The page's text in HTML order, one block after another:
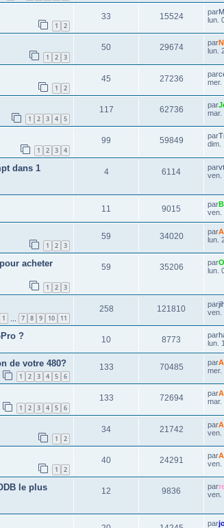
1 2
33 15524 par
lun.
1 2 3
50 29674 par
lun.
1 2
45 27236 par
mer.
1 2 3 4 5
117 62736 par
mar.
1 2 3 4
99 59849 par
dim.
dans 1
4 6114 par
ven.
11 9015 par
ven.
1 2 3
59 34020 par
lun.
acheter
1 2 3
59 35206 par
lun.
1 7 8 9 10 11
258 121810 par
ven.
? 10 8773 par
lun.
de votre 480?
1 2 3 4 5 6
133 70485 par
mer.
1 2 3 4 5 6
133 72694 par
mar.
1 2
34 21742 par
ven.
1 2
40 24291 par
ven.
le plus
12 9836 par
ven.
par